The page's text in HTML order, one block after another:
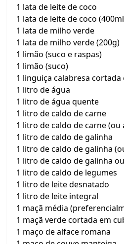
1 lata de leite de coco
1 lata de leite de coco
1 lata de milho verde
1 lata de milho verde (200g)
1 limão (suco e raspas)
1 limão (suco)
1 linguiça calabresa cortada
1 litro de água
1 litro de água quente
1 litro de caldo de carne
1 litro de caldo de carne (ou
1 litro de caldo de galinha
1 litro de caldo de galinha
1 litro de caldo de galinha
1 litro de caldo de legumes
1 litro de leite desnatado
1 litro de leite integral
1 maçã média
1 maçã verde cortada em
1 maço de alface romana